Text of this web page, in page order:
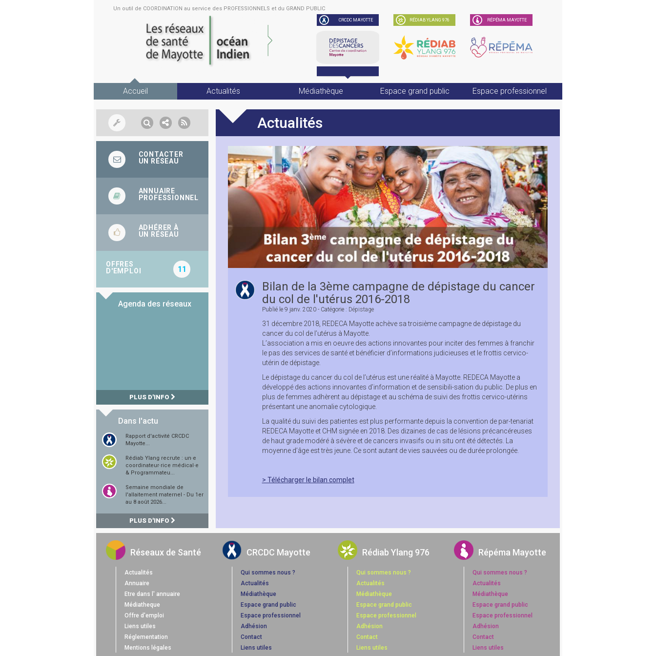
Un outil de COORDINATION au service des PROFESSIONNELS et du GRAND PUBLIC
CRCDC MAYOTTE RÉDIAB YLANG 976 RÉPÉMA MAYOTTE
Accueil Actualités Médiathèque Espace grand public Espace professionnel
Actualités
Bilan de la 3ème campagne de dépistage du cancer
du col de l'utérus 2016-2018
Publié le 9 janv. 2020- Catégorie : Dépistage
31 décembre 2018, REDECA Mayotte achève sa troisième campagne de dépistage du
cancer du col de l’utérus à Mayotte.
L’association a mis en oeuvre des actions innovantes pour inciter des femmes à franchir
le pas des services de santé et bénéficier d’informations judicieuses et le frottis cervico-
utérin de dépistage.
Le dépistage du cancer du col de l’utérus est une réalité à Mayotte. REDECA Mayotte a
développé des actions innovantes d’information et de sensibili-sation du public. De plus en
plus de femmes adhèrent au dépistage et au schéma de suivi des frottis cervico-utérins
présentant une anomalie cytologique.
La qualité du suivi des patientes est plus performante depuis la convention de par-tenariat
REDECA Mayotte et CHM signée en 2018. Des dizaines de cas de lésions précancéreuses
de haut grade modéré à sévère et de cancers invasifs ou in situ ont été détectés. La
moyenne d’âge est très jeune. Ce sont autant de vies sauvées ou de durée prolongée.
> Télécharger le bilan complet
CONTACTER
UN RÉSEAU
ANNUAIRE
PROFESSIONNEL
ADHÉRER À
UN RÉSEAU
OFFRES
D'EMPLOI
11
Agenda des réseaux
PLUS D'INFO
Dans l'actu
Rapport d'activité CRCDC
Mayotte...
Rédiab Ylang recrute : un·e
coordinateur·rice médical·e
& Programmateu...
Semaine mondiale de
l'allaitement maternel - Du 1er
au 8 août 2026...
PLUS D'INFO
Réseaux de Santé
Actualités
Annuaire
Etre dans l' annuaire
Médiatheque
Offre d'emploi
Liens utiles
Réglementation
Mentions légales
CRCDC Mayotte
Qui sommes nous ?
Actualités
Médiathèque
Espace grand public
Espace professionnel
Adhésion
Contact
Liens utiles
Rédiab Ylang 976
Qui sommes nous ?
Actualités
Médiathèque
Espace grand public
Espace professionnel
Adhésion
Contact
Liens utiles
Répéma Mayotte
Qui sommes nous ?
Actualités
Médiathèque
Espace grand public
Espace professionnel
Adhésion
Contact
Liens utiles